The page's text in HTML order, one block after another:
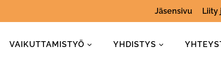
Jäsensivu Liity
VAIKUTTAMISTYÖ YHDISTYS